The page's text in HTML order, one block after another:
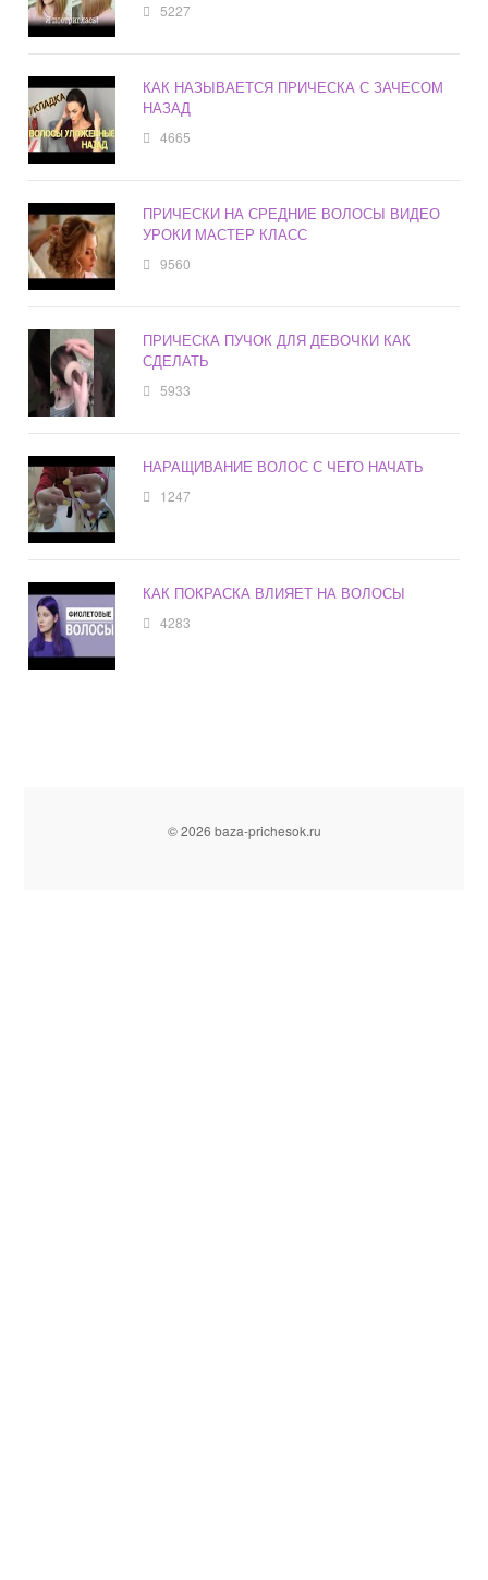
5227
КАК НАЗЫВАЕТСЯ ПРИЧЕСКА С ЗАЧЕСОМ
НАЗАД
4665
ПРИЧЕСКИ НА СРЕДНИЕ ВОЛОСЫ ВИДЕО
УРОКИ МАСТЕР КЛАСС
9560
ПРИЧЕСКА ПУЧОК ДЛЯ ДЕВОЧКИ КАК
СДЕЛАТЬ
5933
НАРАЩИВАНИЕ ВОЛОС С ЧЕГО НАЧАТЬ
1247
КАК ПОКРАСКА ВЛИЯЕТ НА ВОЛОСЫ
4283
© 2026 baza-prichesok.ru